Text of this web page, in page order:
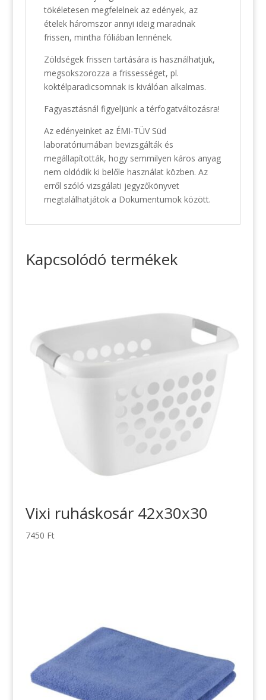
tökéletesen megfelelnek az edények, az
ételek háromszor annyi ideig maradnak
frissen, mintha fóliában lennének.
Zöldségek frissen tartására is használhatjuk,
megsokszorozza a frissességet, pl.
koktélparadicsomnak is kiválóan alkalmas.
Fagyasztásnál figyeljünk a térfogatváltozásra!
Az edényeinket az ÉMI-TÜV Süd
laboratóriumában bevizsgálták és
megállapították, hogy semmilyen káros anyag
nem oldódik ki belőle használat közben. Az
erről szóló vizsgálati jegyzőkönyvet
megtalálhatjátok a Dokumentumok között.
Kapcsolódó termékek
Vixi ruháskosár 42x30x30
7450 Ft